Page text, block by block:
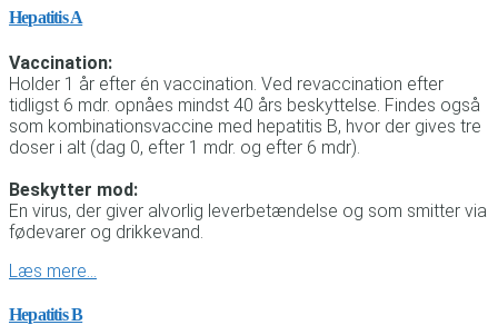
Hepatitis A
Vaccination:
Holder 1 år efter én vaccination. Ved revaccination efter
tidligst 6 mdr. opnåes mindst 40 års beskyttelse. Findes også
som kombinationsvaccine med hepatitis B, hvor der gives tre
doser i alt (dag 0, efter 1 mdr. og efter 6 mdr).
Beskytter mod:
En virus, der giver alvorlig leverbetændelse og som smitter via
fødevarer og drikkevand.
Læs mere…
Hepatitis B